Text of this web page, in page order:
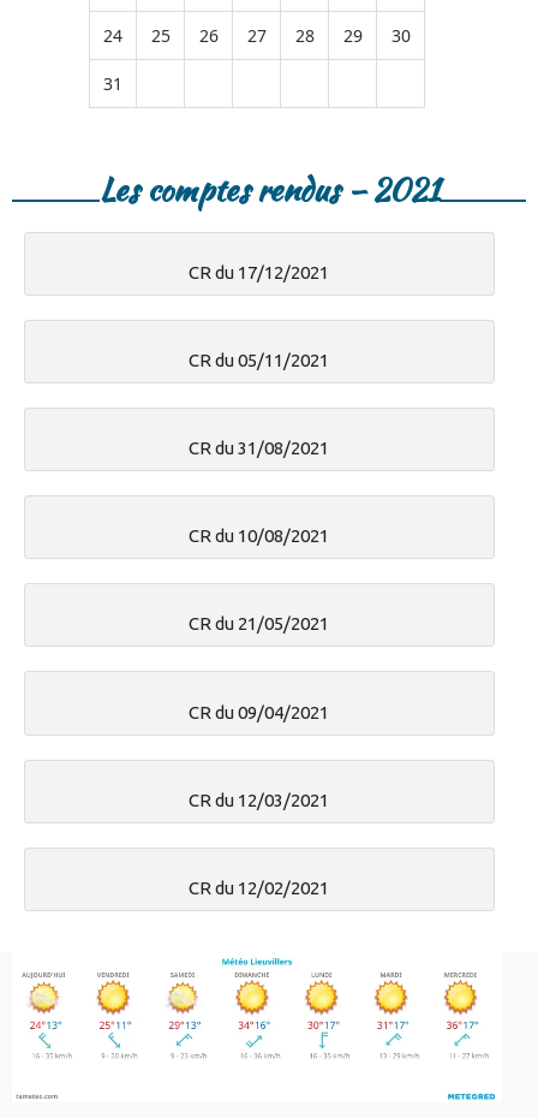
24 25 26 27 28 29 30
31
Les comptes rendus – 2021
CR du 17/12/2021
CR du 05/11/2021
CR du 31/08/2021
CR du 10/08/2021
CR du 21/05/2021
CR du 09/04/2021
CR du 12/03/2021
CR du 12/02/2021